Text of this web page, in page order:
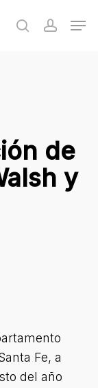
search
de
y
Fe, a
del año